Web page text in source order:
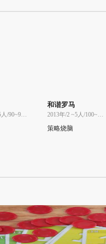
2016年/2 ~5人/90~90分
和谐罗马
2013年/2 ~5人/100~100分
策略烧脑